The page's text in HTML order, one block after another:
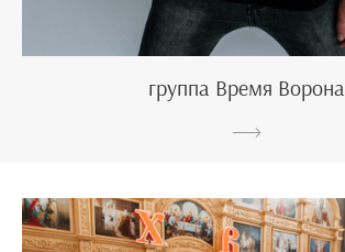
группа Время Ворона